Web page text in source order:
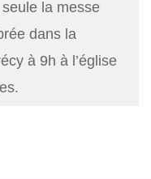
la messe
dans la
à 9h à l’église